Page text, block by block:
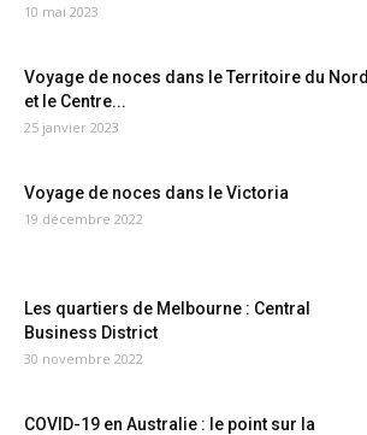
10 mai 2023
Voyage de noces dans le Territoire du Nord
et le Centre...
25 janvier 2023
Voyage de noces dans le Victoria
19 décembre 2022
Les quartiers de Melbourne : Central
Business District
30 novembre 2022
COVID-19 en Australie : le point sur la